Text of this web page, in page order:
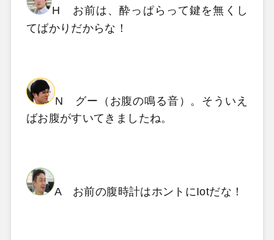
H お前は、酔っぱらって鍵を無くし
てばかりだからな！
N グー（お腹の鳴る音）。そういえ
ばお腹がすいてきましたね。
A お前の腹時計はホントにIotだな！